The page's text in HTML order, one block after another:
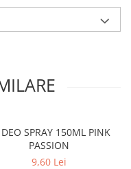
DEO SPRAY 150ML PINK
PASSION
9,60 Lei